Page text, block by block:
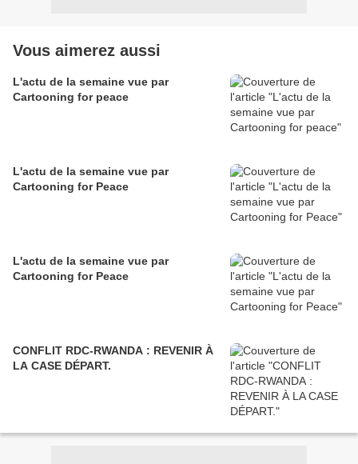
Vous aimerez aussi
L'actu de la semaine vue par
Cartooning for peace
L'actu de la semaine vue par
Cartooning for Peace
L'actu de la semaine vue par
Cartooning for Peace
CONFLIT RDC-RWANDA : REVENIR À
LA CASE DÉPART.